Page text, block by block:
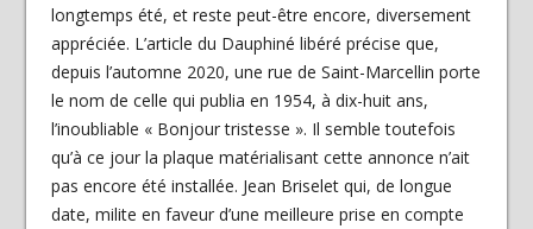
longtemps été, et reste peut-être encore, diversement
appréciée. L’article du Dauphiné libéré précise que,
depuis l’automne 2020, une rue de Saint-Marcellin porte
le nom de celle qui publia en 1954, à dix-huit ans,
l’inoubliable « Bonjour tristesse ». Il semble toutefois
qu’à ce jour la plaque matérialisant cette annonce n’ait
pas encore été installée. Jean Briselet qui, de longue
date, milite en faveur d’une meilleure prise en compte